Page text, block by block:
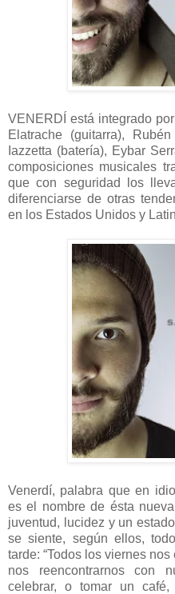
VENERDÍ está integrado
Elatrache (guitarra),
Iazzetta (batería), Eybar
composiciones musicales
que con seguridad los
diferenciarse de otras
en los Estados Unidos y
Venerdí, palabra que en
es el nombre de ésta
juventud, lucidez y un
se siente, según ellos,
tarde: “Todos los viernes
nos reencontrarnos con
celebrar, o tomar un